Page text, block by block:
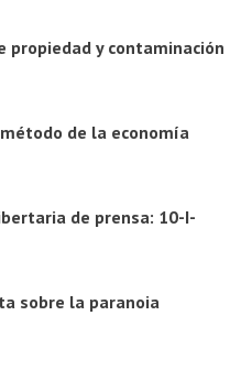
propiedad y contaminación
de la economía
de prensa: 10-I-
sobre la paranoia